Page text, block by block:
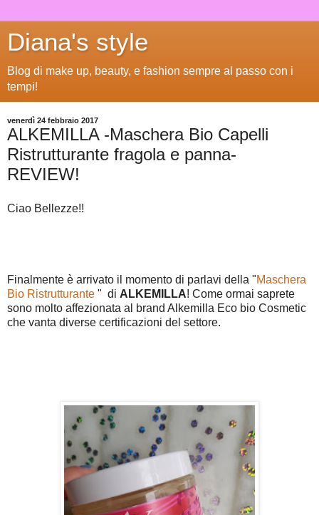
Diana's style
Blog di make up, beauty, e fashion sempre al passo con i
tempi!
venerdì 24 febbraio 2017
ALKEMILLA -Maschera Bio Capelli
Ristrutturante fragola e panna-
REVIEW!
Ciao Bellezze!!
Finalmente è arrivato il momento di parlavi della "Maschera
Bio Ristrutturante " di ALKEMILLA! Come ormai saprete
sono molto affezionata al brand Alkemilla Eco bio Cosmetic
che vanta diverse certificazioni del settore.